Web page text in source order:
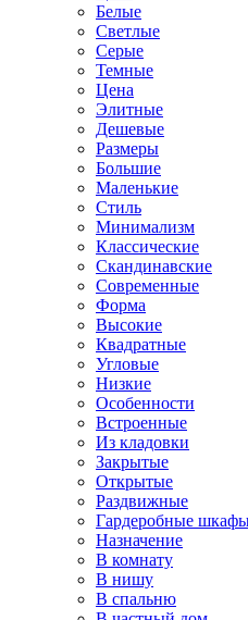
Белые
Светлые
Серые
Темные
Цена
Элитные
Дешевые
Размеры
Большие
Маленькие
Стиль
Минимализм
Классические
Скандинавские
Современные
Форма
Высокие
Квадратные
Угловые
Низкие
Особенности
Встроенные
Из кладовки
Закрытые
Открытые
Раздвижные
Гардеробные
Назначение
В комнату
В нишу
В спальню